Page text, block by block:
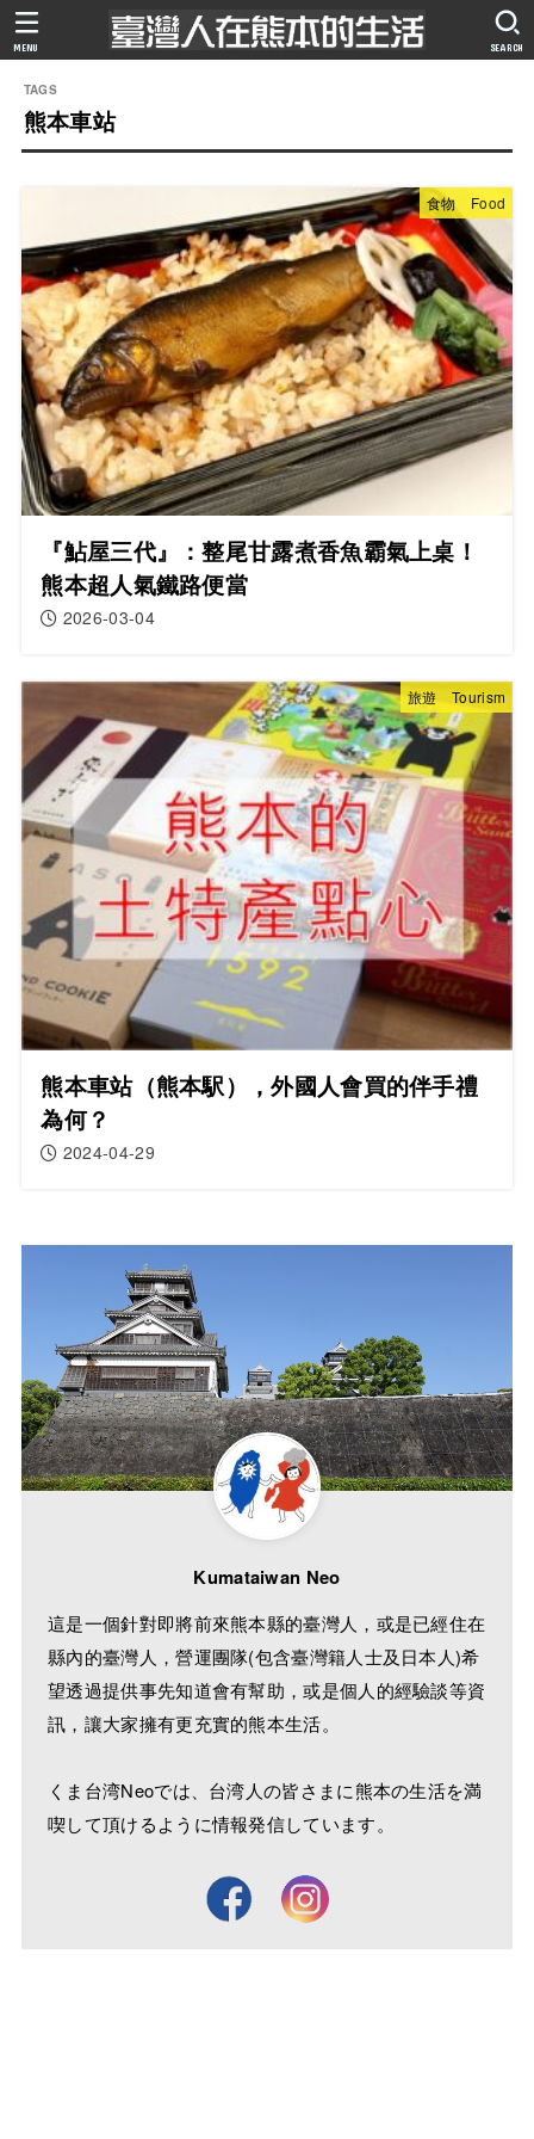
SEARCH
MENU
熊本車站
食物 Food
『鮎屋三代』：整尾甘露煮香魚霸氣上桌！
熊本超人氣鐵路便當
2026-03-04
旅遊 Tourism
熊本車站（熊本駅），外國人會買的伴手禮
為何？
2024-04-29
Kumataiwan Neo
這是一個針對即將前來熊本縣的臺灣人，或是已經住在
縣內的臺灣人，營運團隊(包含臺灣籍人士及日本人)希
望透過提供事先知道會有幫助，或是個人的經驗談等資
訊，讓大家擁有更充實的熊本生活。
くま台湾Neoでは、台湾人の皆さまに熊本の生活を満
喫して頂けるように情報発信しています。